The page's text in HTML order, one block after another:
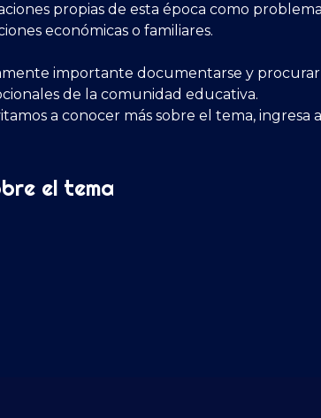
propias de esta época como
económicas o familiares.
importante documentarse y procurar
de la comunidad educativa.
a conocer más sobre el tema,
el tema